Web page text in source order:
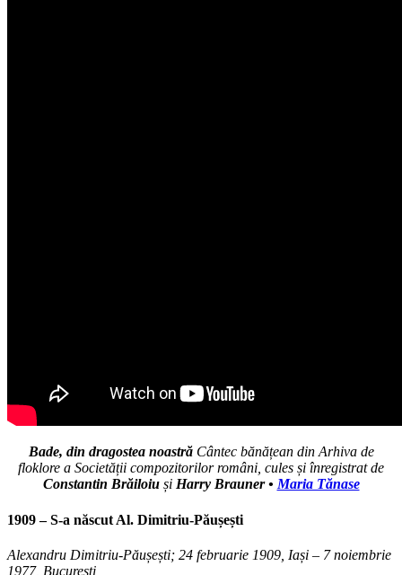
Bade, din dragostea noastrăCântec bănățean din Arhiva de
floklore a Societății compozitorilor români, cules și înregistrat de
Constantin Brăiloiuși Harry Brauner • Maria Tănase
1909 – S-a născut Al. Dimitriu-Păușești
Alexandru Dimitriu-Păușești; 24 februarie 1909, Iași – 7 noiembrie
1977, București